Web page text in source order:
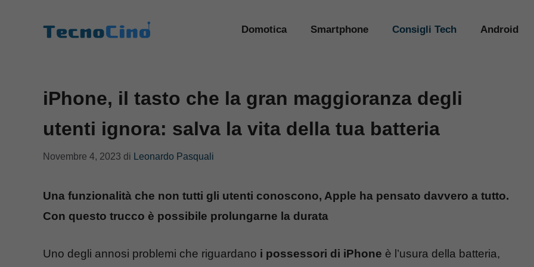
Domotica Smartphone Consigli Tech Android
iPhone, il tasto che la gran maggioranza degli
utenti ignora: salva la vita della tua batteria
Novembre 4, 2023 di Leonardo Pasquali
Una funzionalità che non tutti gli utenti conoscono, Apple ha pensato davvero a tutto.
Con questo trucco è possibile prolungarne la durata
Uno degli annosi problemi che riguardano i possessori di iPhone è l’usura della batteria,